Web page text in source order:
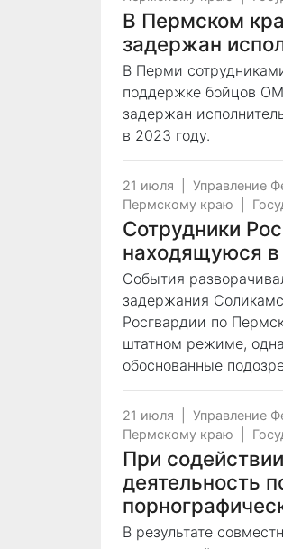
В Пермском
задержан
В Перми
поддержке бойцов
задержан
в 2023 году.
21 июля
Управление
Пермскому краю
Сотрудники
находящуюся
События
задержания
Росгвардии по
штатном режиме,
обоснованные
21 июля
Управление
Пермскому краю
При
деятельность
В результате